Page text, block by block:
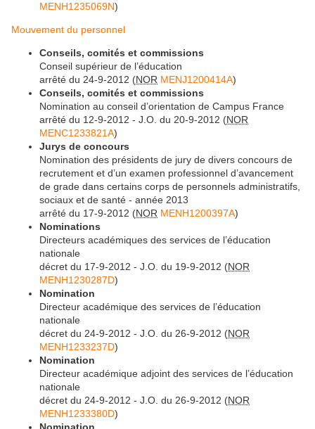
MENH1235069N)
Mouvement du personnel
Conseils, comités et commissions
Conseil supérieur de l’éducation
arrêté du 24-9-2012 (NOR MENJ1200414A)
Conseils, comités et commissions
Nomination au conseil d’orientation de Campus France
arrêté du 12-9-2012 - J.O. du 20-9-2012 (NOR
MENC1233821A)
Jurys de concours
Nomination des présidents de jury de divers concours de
recrutement et d’un examen professionnel d’avancement
de grade dans certains corps de personnels administratifs,
sociaux et de santé - année 2013
arrêté du 17-9-2012 (NOR MENH1200397A)
Nominations
Directeurs académiques des services de l’éducation
nationale
décret du 17-9-2012 - J.O. du 19-9-2012 (NOR
MENH1230287D)
Nomination
Directeur académique des services de l’éducation
nationale
décret du 24-9-2012 - J.O. du 26-9-2012 (NOR
MENH1233237D)
Nomination
Directeur académique adjoint des services de l’éducation
nationale
décret du 24-9-2012 - J.O. du 26-9-2012 (NOR
MENH1233380D)